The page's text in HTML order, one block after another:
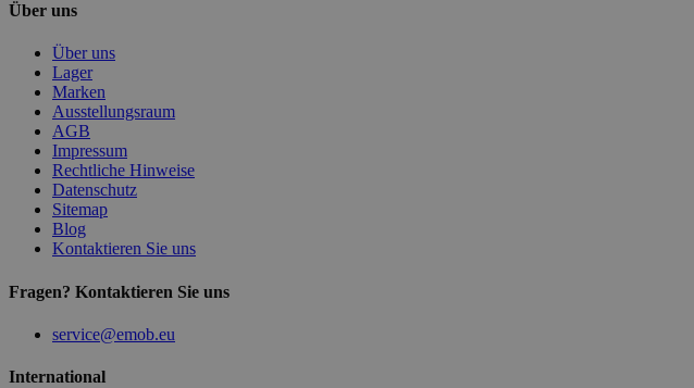
Über uns
Über uns
Lager
Marken
Ausstellungsraum
AGB
Impressum
Rechtliche Hinweise
Datenschutz
Sitemap
Blog
Kontaktieren Sie uns
Fragen? Kontaktieren Sie uns
service@emob.eu
International